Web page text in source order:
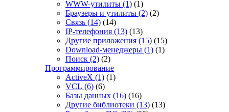
WWW-утилиты (1) (1)
Браузеры и утилиты (2) (2)
Связь (14) (14)
IP-телефония (13) (13)
Другие приложения (15) (15)
Download-менеджеры (1) (1)
Поиск (2) (2)
Программирование
ActiveX (1) (1)
VCL (6) (6)
Базы данных (16) (16)
Другие библиотеки (13) (13)